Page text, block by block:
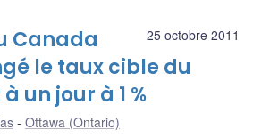
25 octobre 2011
Canada
le taux cible du
un jour à 1 %
Ottawa (Ontario)